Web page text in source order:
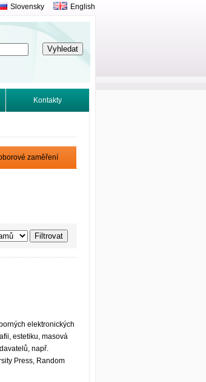
Slovensky English
Kontakty
zaměření
elektronických
estetiku, masová
např.
Press, Random